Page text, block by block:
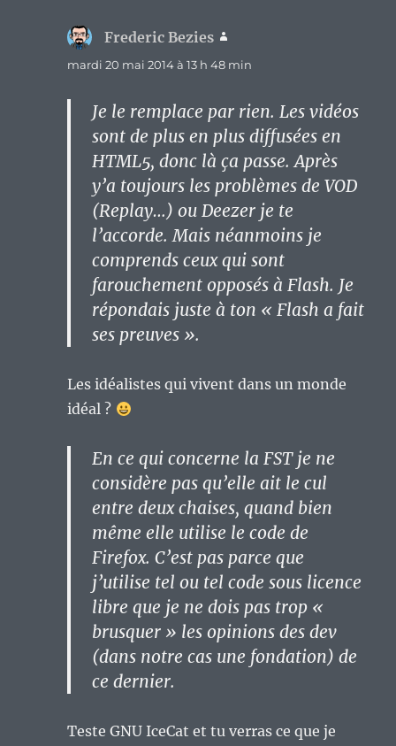
Frederic Bezies
mardi 20 mai 2014 à 13 h 48 min
Je le remplace par rien. Les vidéos
sont de plus en plus diffusées en
HTML5, donc là ça passe. Après
y’a toujours les problèmes de VOD
(Replay…) ou Deezer je te
l’accorde. Mais néanmoins je
comprends ceux qui sont
farouchement opposés à Flash. Je
répondais juste à ton « Flash a fait
ses preuves ».
Les idéalistes qui vivent dans un monde
idéal ?
En ce qui concerne la FST je ne
considère pas qu’elle ait le cul
entre deux chaises, quand bien
même elle utilise le code de
Firefox. C’est pas parce que
j’utilise tel ou tel code sous licence
libre que je ne dois pas trop «
brusquer » les opinions des dev
(dans notre cas une fondation) de
ce dernier.
Teste GNU IceCat et tu verras ce que je